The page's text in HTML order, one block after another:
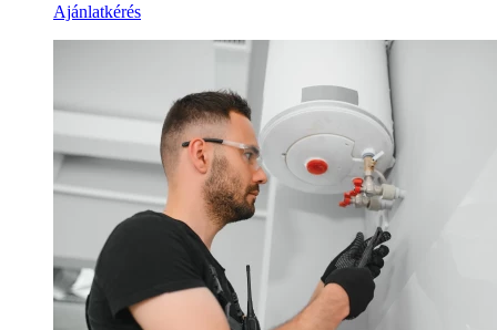
Ajánlatkérés